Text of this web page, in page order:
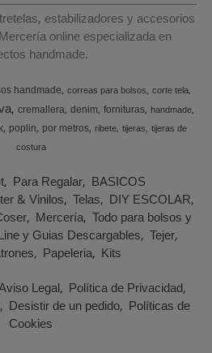
estabilizadores y accesorios
online especializada en
handmade.
handmade correas para bolsos corte tela
cremallera denim fornituras handmade
poplin por metros ribete tijeras tijeras de
costura
Para Regalar BASICOS
& Vinilos Telas DIY ESCOLAR
Mercería Todo para bolsos y
y Guias Descargables Tejer
Papeleria Kits
Legal Política de Privacidad
Desistir de un pedido Políticas de
Cookies